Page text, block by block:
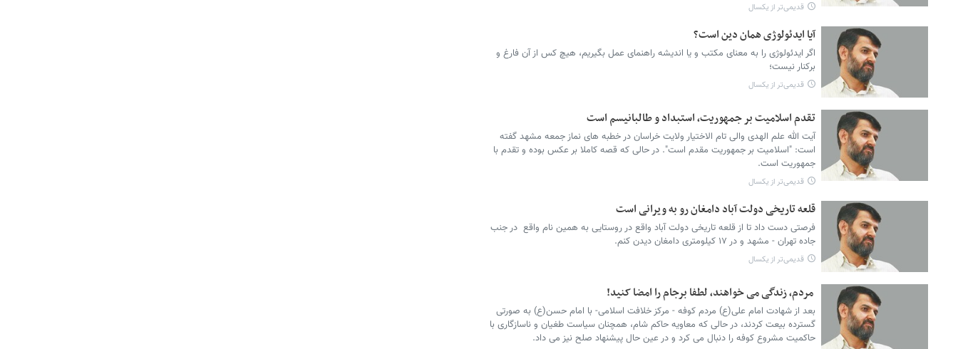
قدیمی‌تر از یکسال
آیا ایدئولوژی همان دین است؟
اگر ایدئولوژی را به معنای مکتب و یا اندیشه راهنمای عمل بگیریم، هیچ کس از آن فارغ و
برکنار نیست؛
قدیمی‌تر از یکسال
تقدم اسلامیت بر جمهوریت، استبداد و طالبانیسم است
آیت الله علم الهدی والی تام الاختیار ولایت خراسان در خطبه های نماز جمعه مشهد گفته
است: "اسلامیت بر جمهوریت مقدم است". در حالی که قصه کاملا بر عکس بوده و تقدم با
جمهوریت است.
قدیمی‌تر از یکسال
قلعه تاریخی دولت آباد دامغان رو به ویرانی است
فرصتی دست داد تا از قلعه تاریخی دولت آباد واقع در روستایی به همین نام واقع در جنب
جاده تهران - مشهد و در ۱۷ کیلومتری دامغان دیدن کنم.
قدیمی‌تر از یکسال
مردم، زندگی می خواهند، لطفا برجام را امضا کنید!
بعد از شهادت امام علی(ع) مردم کوفه - مرکز خلافت اسلامی- با امام حسن(ع) به صورتی
گسترده بیعت کردند، در حالی که معاویه حاکم شام، همچنان سیاست طغیان و ناسازگاری با
حاکمیت مشروع کوفه را دنبال می کرد و در عین حال پیشنهاد صلح نیز می داد.